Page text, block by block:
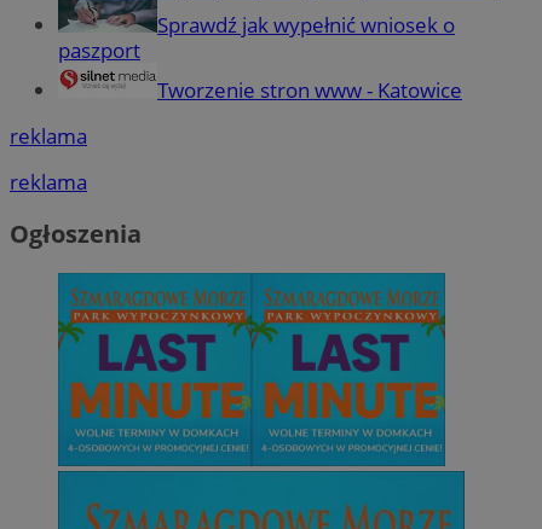
Sprawdź jak wypełnić wniosek o
paszport
Tworzenie stron www - Katowice
reklama
reklama
Ogłoszenia